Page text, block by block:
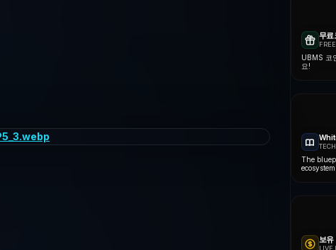
무료
UBMS 코
요!
The
ecosystem.
보유
LIVE